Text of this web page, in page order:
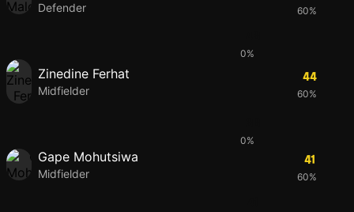
Defender 60%
0%
Zinedine Ferhat
Midfielder
44
60%
0%
Gape Mohutsiwa
Midfielder
41
60%